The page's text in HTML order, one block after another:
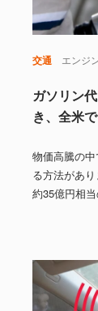
交通 エンジ
ガソリン
き、全米
物価高騰の
る方法があ
約35億円相